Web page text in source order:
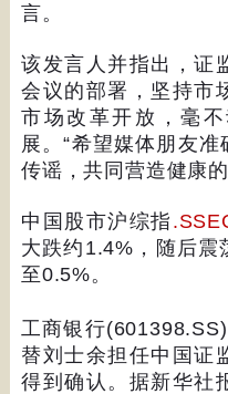
言。
该发言人并指出，证
会议的部署，坚持市
市场改革开放，毫
展。“希望媒体朋友准
传谣，共同营造健康
中国股市沪综指
大跌约 1.4% ，随后
至0.5%。
工商银行
替刘士余担任中国证
得到确认。据新华社